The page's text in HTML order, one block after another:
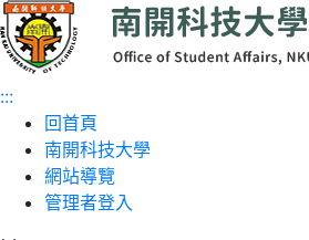
跳到主要內容
:::
回首頁
南開科技大學
網站導覽
管理者登入